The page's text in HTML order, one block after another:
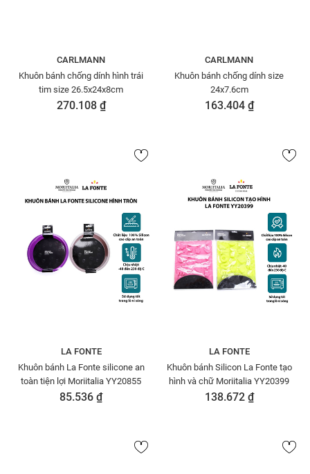
CARLMANN
Khuôn bánh chống dính hình trái
tim size 26.5x24x8cm
270.108 ₫
CARLMANN
Khuôn bánh chống dính size
24x7.6cm
163.404 ₫
LA FONTE
Khuôn bánh La Fonte silicone an
toàn tiện lợi Moriitalia YY20855
85.536 ₫
LA FONTE
Khuôn bánh Silicon La Fonte tạo
hình và chữ Moriitalia YY20399
138.672 ₫